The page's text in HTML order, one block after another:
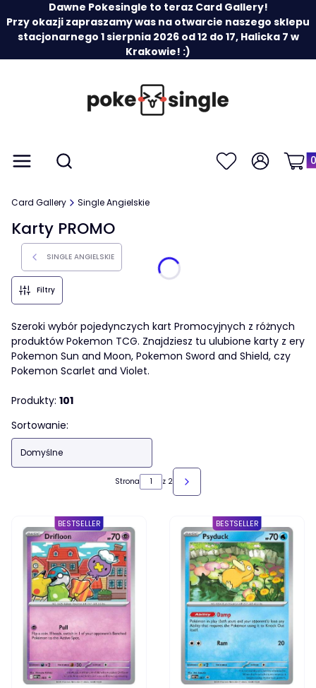
Dawne Pokesingle to teraz Card Gallery!
Przy okazji zapraszamy was na otwarcie naszego sklepu
stacjonarnego 1 sierpnia 2026 od 12 do 17, Halicka 7 w
Krakowie! :)
Menu Otwórz wyszukiwarkę
Szukaj UlubioneZaloguj się
Card Gallery Single Angielskie
Karty PROMO
SINGLE ANGIELSKIE
Filtry
Szeroki wybór pojedynczych kart Promocyjnych z różnych
produktów Pokemon TCG. Znajdziesz tu ulubione karty z ery
Pokemon Sun and Moon, Pokemon Sword and Shield, czy
Pokemon Scarlet and Violet.
Produkty: 101
Lista produktów
Sortowanie:
Domyślne
Strona z 2 NASTĘPNE PRODUKTY
BESTSELLER BESTSELLER